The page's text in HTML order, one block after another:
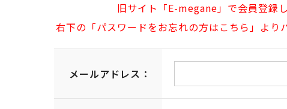
旧サイト「E-megane」で会員登録
右下の「パスワードをお忘れの方はこちら」より
メールアドレス：